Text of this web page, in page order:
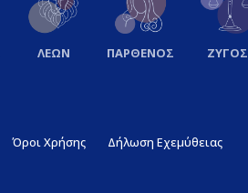
ΛΕΩΝ ΠΑΡΘΕΝΟΣ ΖΥΓΟΣ
Όροι Χρήσης Δήλωση Εχεμύθειας